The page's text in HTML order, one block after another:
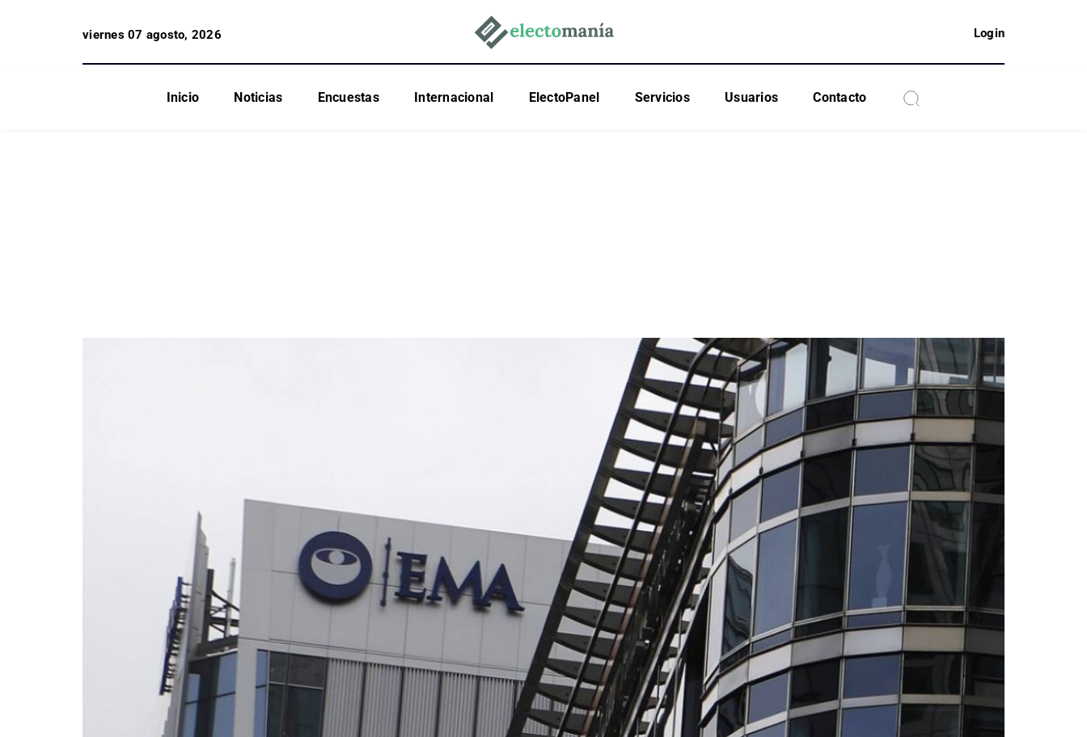
viernes 07 agosto, 2026 Login
Inicio Noticias Encuestas Internacional ElectoPanel Servicios Usuarios Contacto